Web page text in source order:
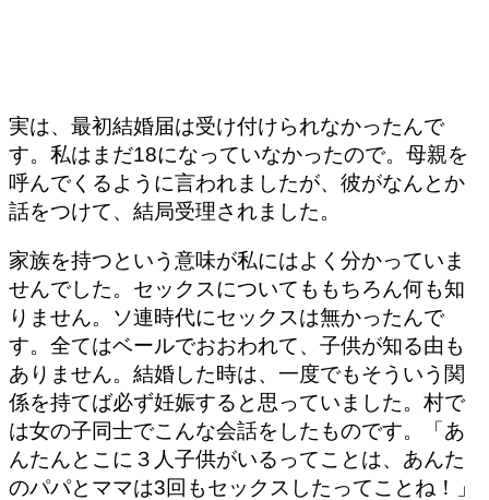
実は、最初結婚届は受け付けられなかったんで
す。私はまだ18になっていなかったので。母親を
呼んでくるように言われましたが、彼がなんとか
話をつけて、結局受理されました。
家族を持つという意味が私にはよく分かっていま
せんでした。セックスについてももちろん何も知
りません。ソ連時代にセックスは無かったんで
す。全てはベールでおおわれて、子供が知る由も
ありません。結婚した時は、一度でもそういう関
係を持てば必ず妊娠すると思っていました。村で
は女の子同士でこんな会話をしたものです。「あ
んたんとこに３人子供がいるってことは、あんた
のパパとママは3回もセックスしたってことね！」